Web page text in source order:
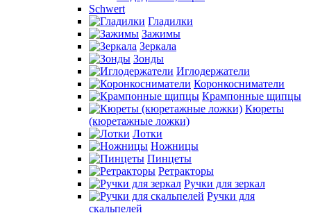
Schwert
Гладилки
Зажимы
Зеркала
Зонды
Иглодержатели
Коронкосниматели
Крампонные щипцы
Кюреты
(кюретажные ложки)
Лотки
Ножницы
Пинцеты
Ретракторы
Ручки для зеркал
Ручки для
скальпелей